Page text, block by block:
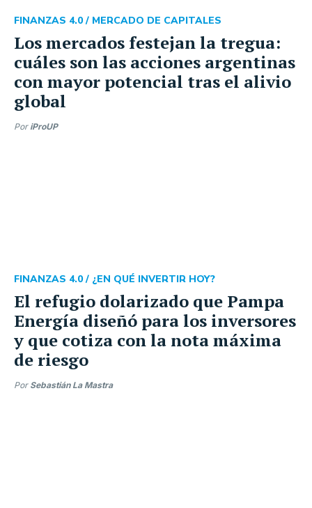
Los mercados festejan la tregua:
cuáles son las acciones argentinas
con mayor potencial tras el alivio
global
FINANZAS 4.0 / MERCADO DE CAPITALES
Por iProUP
El refugio dolarizado que Pampa
Energía diseñó para los inversores
y que cotiza con la nota máxima
de riesgo
FINANZAS 4.0 / ¿EN QUÉ INVERTIR HOY?
Por Sebastián La Mastra